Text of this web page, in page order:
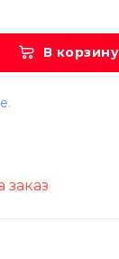
В корзину
заказ